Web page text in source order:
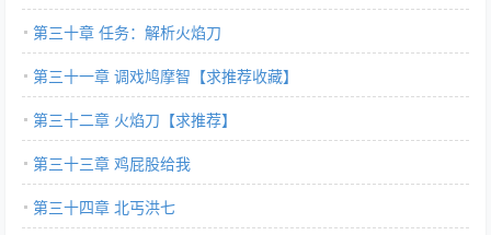
第三十章 任务：解析火焰刀
第三十一章 调戏鸠摩智【求推荐收藏】
第三十二章 火焰刀【求推荐】
第三十三章 鸡屁股给我
第三十四章 北丐洪七